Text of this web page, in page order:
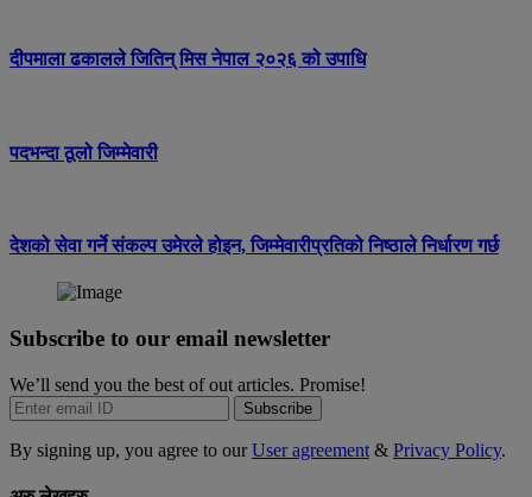
दीपमाला ढकालले जितिन् मिस नेपाल २०२६ को उपाधि
पदभन्दा ठूलो जिम्मेवारी
देशको सेवा गर्ने संकल्प उमेरले होइन, जिम्मेवारीप्रतिको निष्ठाले निर्धारण गर्छ
Subscribe to our email newsletter
We’ll send you the best of out articles. Promise!
Subscribe
By signing up, you agree to ourUser agreement & Privacy Policy.